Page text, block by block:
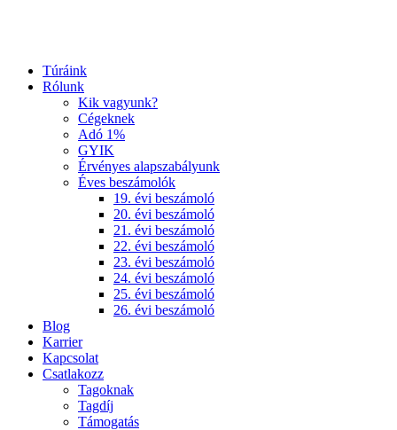
Túráink
Rólunk
Kik vagyunk?
Cégeknek
Adó 1%
GYIK
Érvényes alapszabályunk
Éves beszámolók
19. évi beszámoló
20. évi beszámoló
21. évi beszámoló
22. évi beszámoló
23. évi beszámoló
24. évi beszámoló
25. évi beszámoló
26. évi beszámoló
Blog
Karrier
Kapcsolat
Csatlakozz
Tagoknak
Tagdíj
Támogatás